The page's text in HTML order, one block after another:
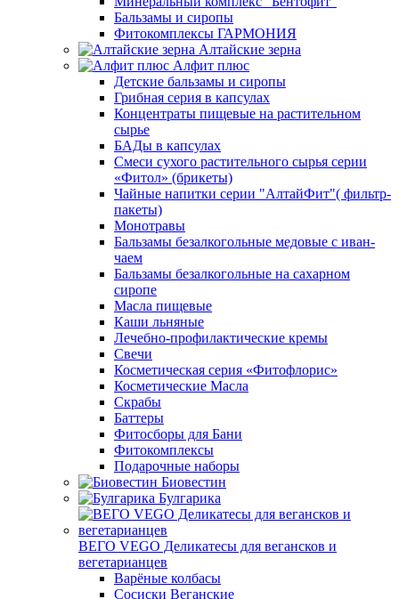
Бальзамы и сиропы
Фитокомплексы ГАРМОНИЯ
Алтайские зерна
Алфит плюс
Детские бальзамы и сиропы
Грибная серия в капсулах
Концентраты пищевые на растительном
сырье
БАДы в капсулах
Смеси сухого растительного сырья серии
«Фитол» (брикеты)
Чайные напитки серии "АлтайФит"( фильтр-
пакеты)
Монотравы
Бальзамы безалкогольные медовые с иван-
чаем
Бальзамы безалкогольные на сахарном
сиропе
Масла пищевые
Каши льняные
Лечебно-профилактические кремы
Свечи
Косметическая серия «Фитофлорис»
Косметические Масла
Скрабы
Баттеры
Фитосборы для Бани
Фитокомплексы
Подарочные наборы
Биовестин
Булгарика
ВЕГО VEGO Деликатесы для вегансков и
вегетарианцев
Варёные колбасы
Сосиски Веганские